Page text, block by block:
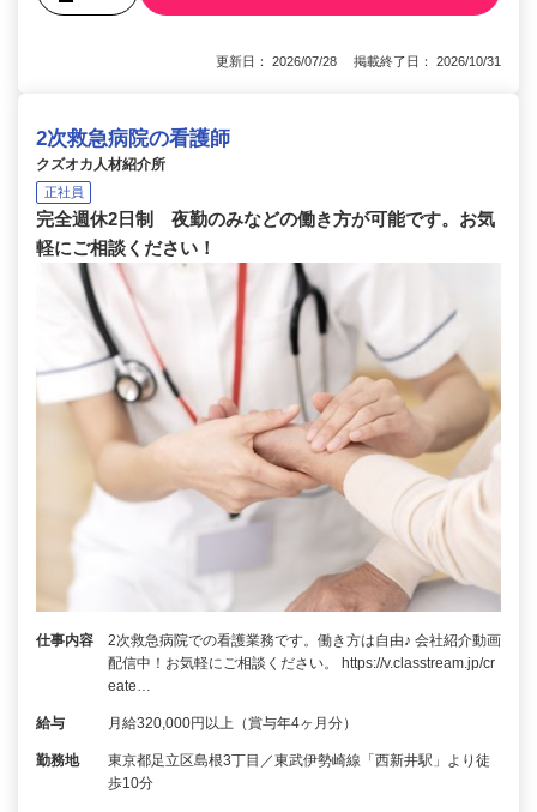
更新日： 2026/07/28 掲載終了日： 2026/10/31
2次救急病院の看護師
クズオカ人材紹介所
正社員
完全週休2日制 夜勤のみなどの働き方が可能です。お気
軽にご相談ください！
仕事内容
2次救急病院での看護業務です。働き方は自由♪ 会社紹介動画
配信中！お気軽にご相談ください。 https://v.classtream.jp/cr
eate…
給与 月給320,000円以上（賞与年4ヶ月分）
勤務地
東京都足立区島根3丁目／東武伊勢崎線「西新井駅」より徒
歩10分